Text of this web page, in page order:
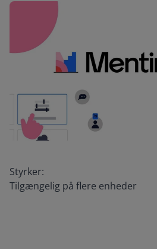
Styrker:
Tilgængelig på flere enheder